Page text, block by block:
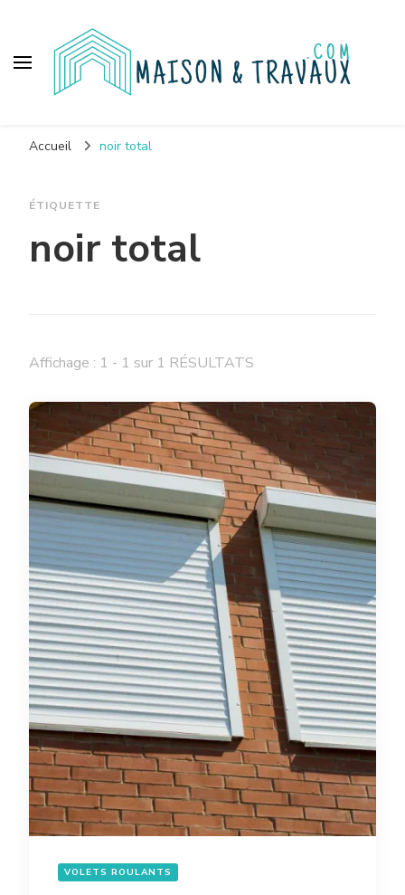
Accueil noir total
ÉTIQUETTE
noir total
Affichage : 1 - 1 sur 1 RÉSULTATS
VOLETS ROULANTS